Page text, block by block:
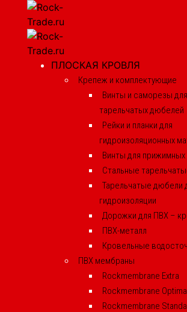
ПЛОСКАЯ КРОВЛЯ
Крепеж и комплектующие
Винты и саморезы
тарельчатых дюбелей
Рейки и планки для
гидроизоляционных
Винты для прижимных
Стальные
Тарельчатые дюбели
гидроизоляции
Дорожки для ПВХ –
ПВХ-металл
Кровельные
ПВХ мембраны
Rockmembrane Extra
Rockmembrane Optima
Rockmembrane